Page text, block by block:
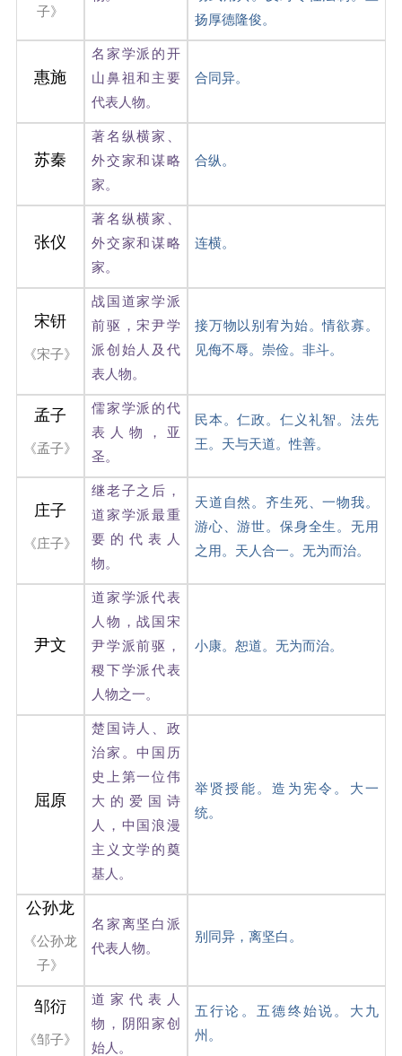
子》
扬厚德隆俊。
惠施
名家学派的开
山鼻祖和主要
代表人物。
合同异。
苏秦
著名纵横家、
外交家和谋略
家。
合纵。
张仪
著名纵横家、
外交家和谋略
家。
连横。
宋钘
《宋子》
战国道家学派
前驱，宋尹学
派创始人及代
表人物。
接万物以别宥为始。情欲寡。
见侮不辱。崇俭。非斗。
孟子
《孟子》
儒家学派的代
表人物，亚
圣。
民本。仁政。仁义礼智。法先
王。天与天道。性善。
庄子
《庄子》
继老子之后，
道家学派最重
要的代表人
物。
天道自然。齐生死、一物我。
游心、游世。保身全生。无用
之用。天人合一。无为而治。
尹文
道家学派代表
人物，战国宋
尹学派前驱，
稷下学派代表
人物之一。
小康。恕道。无为而治。
屈原
楚国诗人、政
治家。中国历
史上第一位伟
大的爱国诗
人，中国浪漫
主义文学的奠
基人。
举贤授能。造为宪令。大一
统。
公孙龙
《公孙龙
子》
名家离坚白派
代表人物。
别同异，离坚白。
邹衍
《邹子》
道家代表人
物，阴阳家创
始人。
五行论。五德终始说。大九
州。